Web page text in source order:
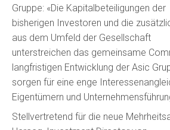
Gruppe: «Die Kapitalbeteiligungen der
bisherigen Investoren und die
aus dem Umfeld der Gesellschaft
unterstreichen das gemeinsame
langfristigen Entwicklung der Asic
sorgen für eine enge
Eigentümern und
Stellvertretend für die neue